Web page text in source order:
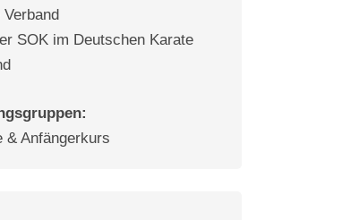
Verband
SOK im Deutschen Karate
& Anfängerkurs